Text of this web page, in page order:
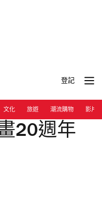
登記
文化 旅遊 潮流購物 影片
20週年